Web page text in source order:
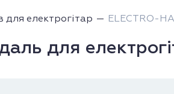
для електрогітар ELECTRO-
для